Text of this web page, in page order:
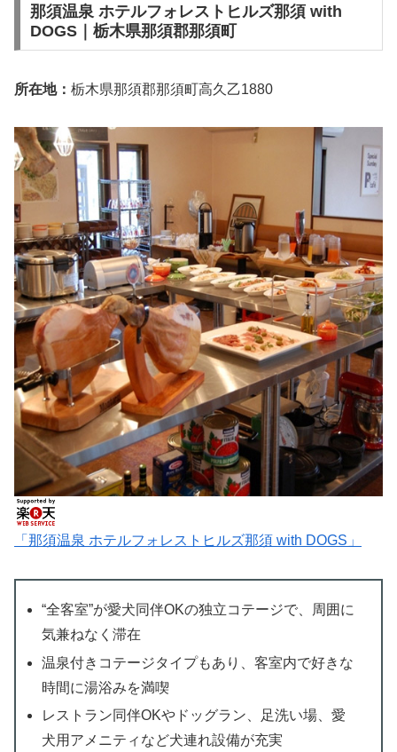
那須温泉 ホテルフォレストヒルズ那須 with
DOGS｜栃木県那須郡那須町
所在地： 栃木県那須郡那須町高久乙1880
「那須温泉 ホテルフォレストヒルズ那須 with DOGS」
“全客室”が愛犬同伴OKの独立コテージで、周囲に
気兼ねなく滞在
温泉付きコテージタイプもあり、客室内で好きな
時間に湯浴みを満喫
レストラン同伴OKやドッグラン、足洗い場、愛
犬用アメニティなど犬連れ設備が充実